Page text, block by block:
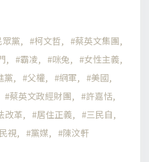
黨 柯文哲
蔡英文集團
霸凌 咪兔
女性主義
黨 父權 網軍
美國
蔡英文政經財團
許嘉恬
改革 居住正義
三民自
視 黨媒 陳汶軒